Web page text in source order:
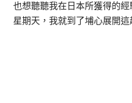
也想聽聽我在日本所獲得的
星期天，我就到了埔心展開這